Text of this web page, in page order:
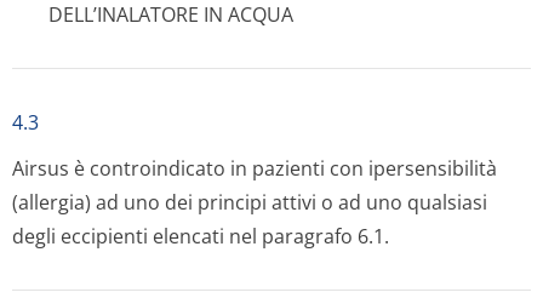
DELL’INALATORE IN ACQUA
4.3
Airsus è controindicato in pazienti con ipersensibilità
(allergia) ad uno dei principi attivi o ad uno qualsiasi
degli eccipienti elencati nel paragrafo 6.1.